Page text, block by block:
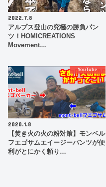
2022.7.8
アルプス登山の究極の勝負パン
ツ！HOMICREATIONS
Movement…
YouTube
2020.1.8
【焚き火の火の粉対策】モンベル
フエゴサムエイージーパンツが便
利がとにかく頼り…